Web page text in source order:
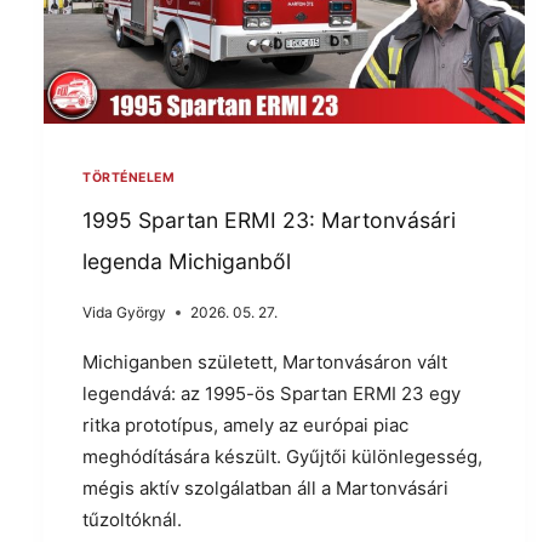
TÖRTÉNELEM
1995 Spartan ERMI 23: Martonvásári
legenda Michiganből
Vida György 2026. 05. 27.
Michiganben született, Martonvásáron vált
legendává: az 1995-ös Spartan ERMI 23 egy
ritka prototípus, amely az európai piac
meghódítására készült. Gyűjtői különlegesség,
mégis aktív szolgálatban áll a Martonvásári
tűzoltóknál.